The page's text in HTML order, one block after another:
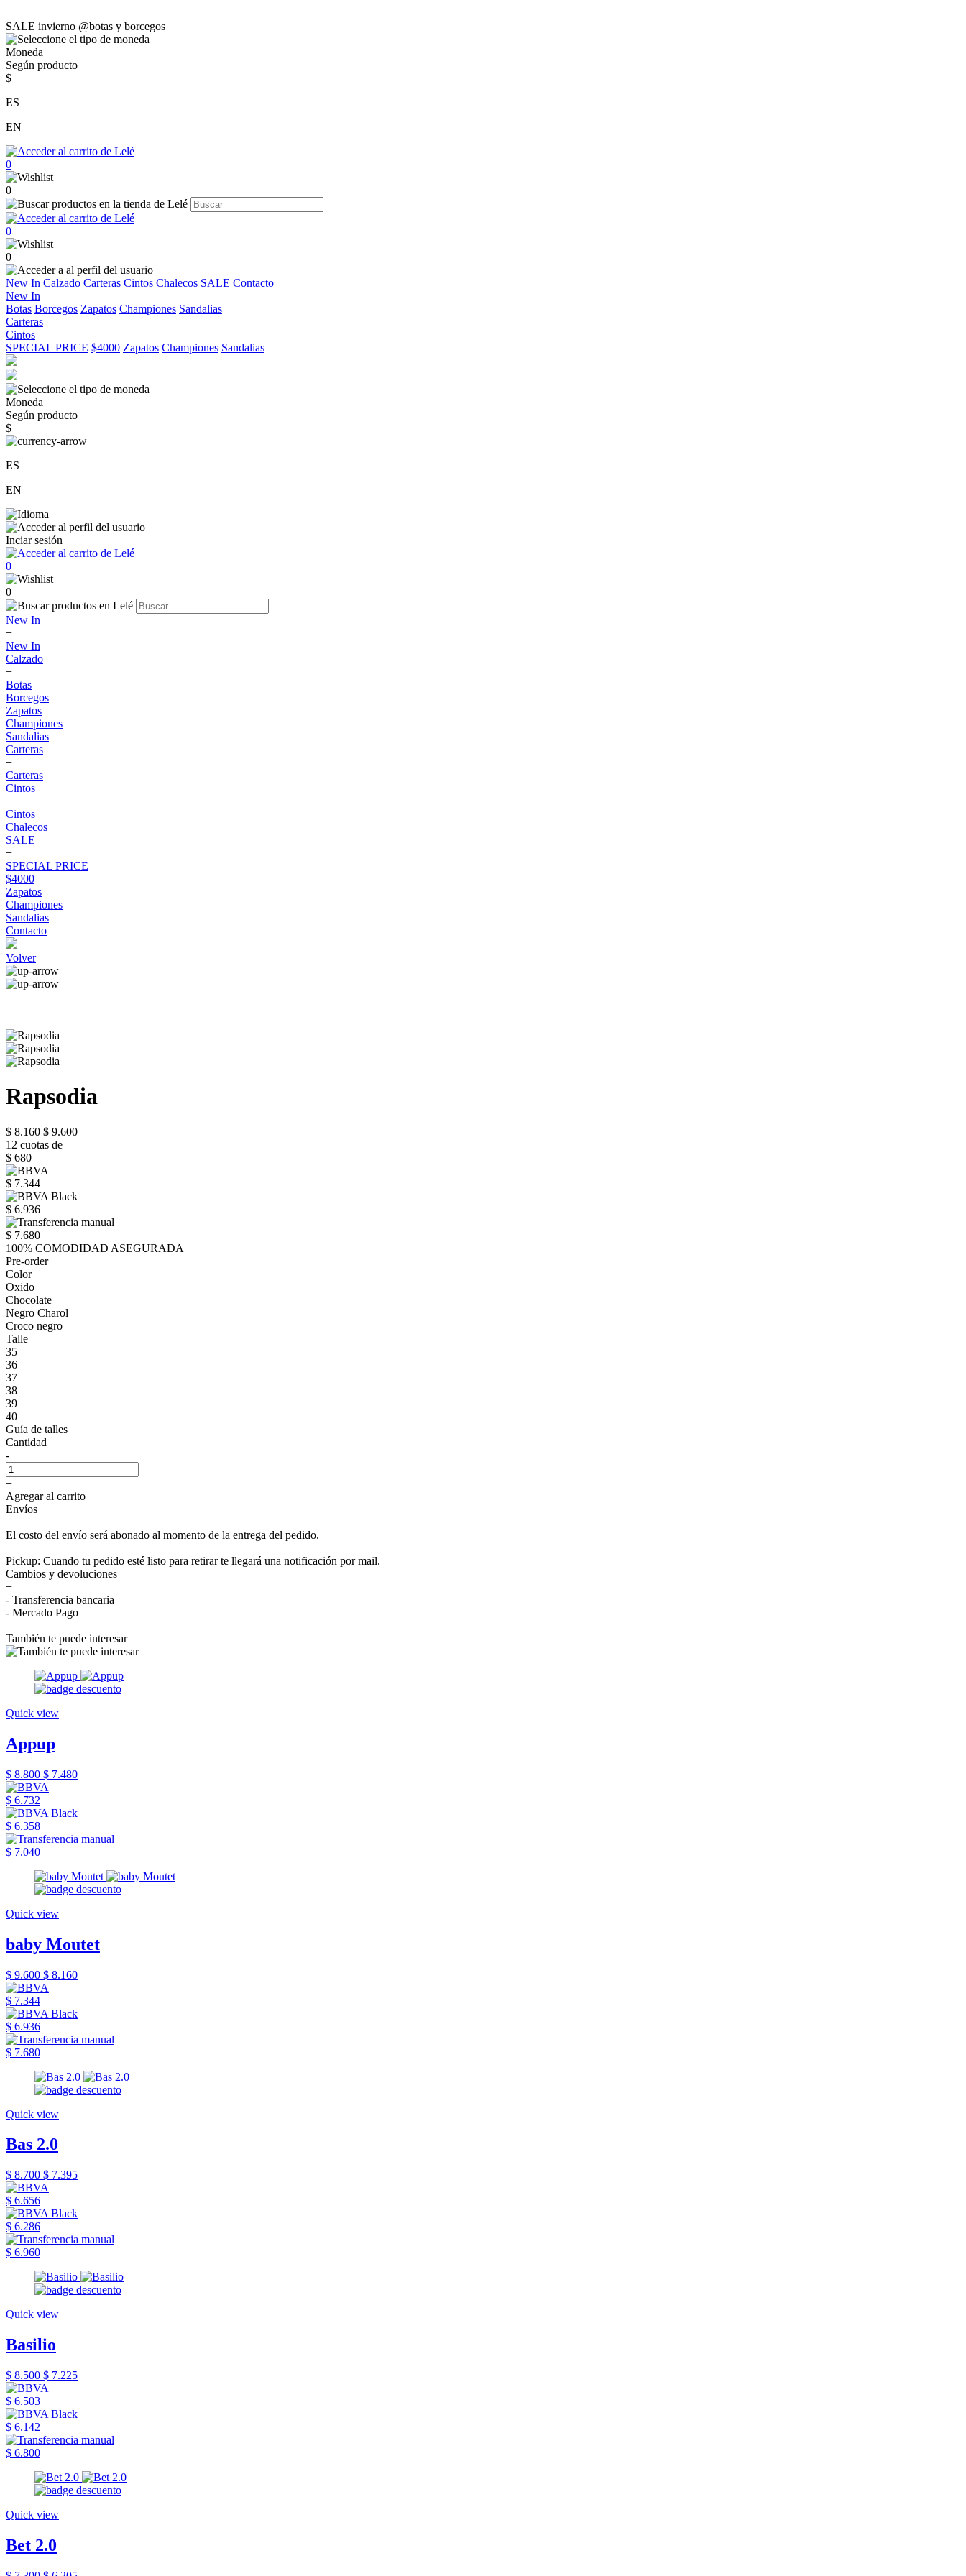
SALE invierno @botas y borcegos
Moneda
Según producto
$
ES
EN
0
0
0
0
New In Calzado Carteras Cintos Chalecos SALE Contacto
New In
Botas Borcegos Zapatos Championes Sandalias
Carteras
Cintos
SPECIAL PRICE $4000 Zapatos Championes Sandalias
Moneda
Según producto
$
ES
EN
Inciar sesión
0
0
New In
+
New In
Calzado
+
Botas
Borcegos
Zapatos
Championes
Sandalias
Carteras
+
Carteras
Cintos
+
Cintos
Chalecos
SALE
+
SPECIAL PRICE
$4000
Zapatos
Championes
Sandalias
Contacto
Volver
Rapsodia
$ 8.160 $ 9.600
12 cuotas de
$ 680
$ 7.344
$ 6.936
$ 7.680
100% COMODIDAD ASEGURADA
Pre-order
Color
Oxido
Chocolate
Negro Charol
Croco negro
Talle
35
36
37
38
39
40
Guía de talles
Cantidad
-
+
Agregar al carrito
Envíos
+
El costo del envío será abonado al momento de la entrega del pedido.
Pickup: Cuando tu pedido esté listo para retirar te llegará una notificación por mail.
Cambios y devoluciones
+
- Transferencia bancaria
- Mercado Pago
También te puede interesar
Quick view
Appup
$ 8.800 $ 7.480
$ 6.732
$ 6.358
$ 7.040
Quick view
baby Moutet
$ 9.600 $ 8.160
$ 7.344
$ 6.936
$ 7.680
Quick view
Bas 2.0
$ 8.700 $ 7.395
$ 6.656
$ 6.286
$ 6.960
Quick view
Basilio
$ 8.500 $ 7.225
$ 6.503
$ 6.142
$ 6.800
Quick view
Bet 2.0